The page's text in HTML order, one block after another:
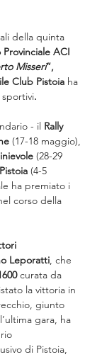
della quinta
ACI
Misseri”,
Club Pistoia ha
.
- il Rally
(17-18 maggio),
(28-29
(4-5
ha premiato i
corso della
Leporatti, che
curata da
la vittoria in
giunto
gara, ha
di Pistoia,